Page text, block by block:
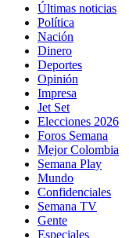
Últimas noticias
Política
Nación
Dinero
Deportes
Opinión
Impresa
Jet Set
Elecciones 2026
Foros Semana
Mejor Colombia
Semana Play
Mundo
Confidenciales
Semana TV
Gente
Especiales